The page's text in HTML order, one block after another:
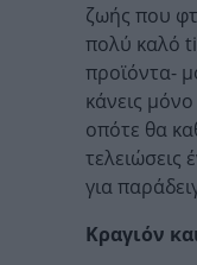
ζωής που
πολύ καλό
προϊόντα-
κάνεις
οπότε θα
τελειώσεις
για
Κραγιόν